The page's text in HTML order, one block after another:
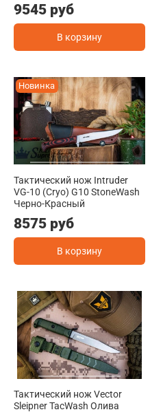
9545 руб
В корзину
Новинка
Тактический нож Intruder
VG-10 (Cryo) G10 StoneWash
Черно-Красный
8575 руб
В корзину
Тактический нож Vector
Sleipner TacWash Олива